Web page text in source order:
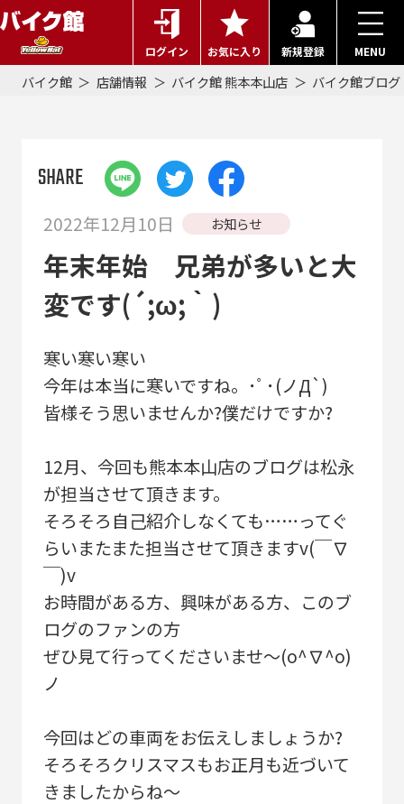
ログイン お気に入り 新規登録 MENU
バイク館 店舗情報 バイク館 熊本本山店 バイク館ブログ
SHARE
2022年12月10日 お知らせ
年末年始 兄弟が多いと大
変です(´;ω;｀)
寒い寒い寒い
今年は本当に寒いですね。･ﾟ･(ノД`)
皆様そう思いませんか?僕だけですか?
12月、今回も熊本本山店のブログは松永
が担当させて頂きます。
そろそろ自己紹介しなくても……ってぐ
らいまたまた担当させて頂きますv(￣∇
￣)v
お時間がある方、興味がある方、このブ
ログのファンの方
ぜひ見て行ってくださいませ～(o^∇^o)
ノ
今回はどの車両をお伝えしましょうか?
そろそろクリスマスもお正月も近づいて
きましたからね～